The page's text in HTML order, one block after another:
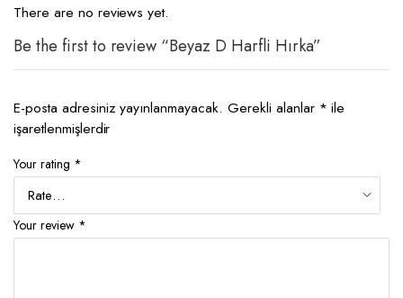
There are no reviews yet.
Be the first to review “Beyaz D Harfli Hırka”
E-posta adresiniz yayınlanmayacak. Gerekli alanlar * ile
işaretlenmişlerdir
Your rating *
Your review *